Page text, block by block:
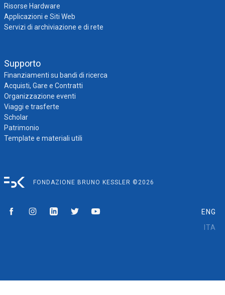
Risorse Hardware
Applicazioni e Siti Web
Servizi di archiviazione e di rete
Supporto
Finanziamenti su bandi di ricerca
Acquisti, Gare e Contratti
Organizzazione eventi
Viaggi e trasferte
Scholar
Patrimonio
Template e materiali utili
FONDAZIONE BRUNO KESSLER ©2026
ENG
ITA